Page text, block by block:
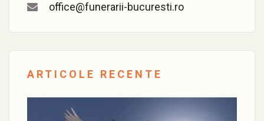
office@funerarii-bucuresti.ro
ARTICOLE RECENTE